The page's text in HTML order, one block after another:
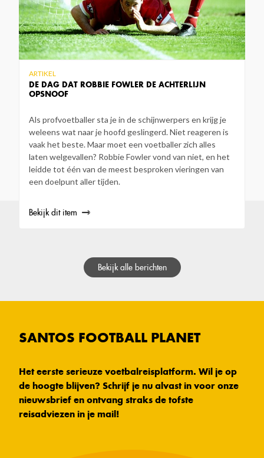
DE DAG DAT ROBBIE FOWLER DE ACHTERLIJN
OPSNOOF
ARTIKEL
Als profvoetballer sta je in de schijnwerpers en krijg je
weleens wat naar je hoofd geslingerd. Niet reageren is
vaak het beste. Maar moet een voetballer zich alles
laten welgevallen? Robbie Fowler vond van niet, en het
leidde tot één van de meest besproken vieringen van
een doelpunt aller tijden.
Bekijk dit item
Bekijk alle berichten
SANTOS FOOTBALL PLANET
Het eerste serieuze voetbalreisplatform. Wil je op
de hoogte blijven? Schrijf je nu alvast in voor onze
nieuwsbrief en ontvang straks de tofste
reisadviezen in je mail!